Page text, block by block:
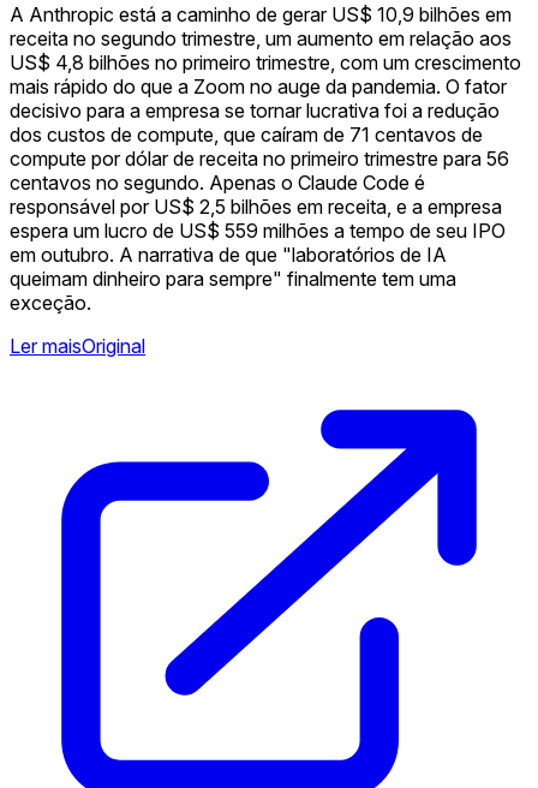
A Anthropic está a caminho de gerar US$ 10,9 bilhões em
receita no segundo trimestre, um aumento em relação aos
US$ 4,8 bilhões no primeiro trimestre, com um crescimento
mais rápido do que a Zoom no auge da pandemia. O fator
decisivo para a empresa se tornar lucrativa foi a redução
dos custos de compute, que caíram de 71 centavos de
compute por dólar de receita no primeiro trimestre para 56
centavos no segundo. Apenas o Claude Code é
responsável por US$ 2,5 bilhões em receita, e a empresa
espera um lucro de US$ 559 milhões a tempo de seu IPO
em outubro. A narrativa de que "laboratórios de IA
queimam dinheiro para sempre" finalmente tem uma
exceção.
Ler maisOriginal